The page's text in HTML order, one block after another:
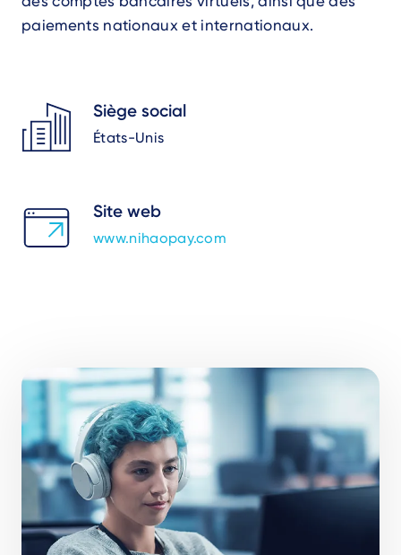
paiements nationaux et internationaux.
Siège social
États-Unis
Site web
www.nihaopay.com